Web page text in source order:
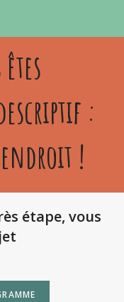
:
!
étape, vous